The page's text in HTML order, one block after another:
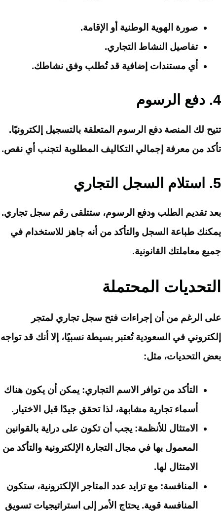
صورة الهوية الوطنية أو الإقامة.
تفاصيل النشاط التجاري.
أي مستندات إضافية قد تُطلب وفق نشاطك.
4. دفع الرسوم
تتيح لك المنصة دفع الرسوم المتعلقة بالتسجيل إلكترونيًا.
تأكد من معرفة إجمالي التكاليف المطلوبة لتجنب أي نقص.
5. استلام السجل التجاري
بعد تقديم الطلب ودفع الرسوم، ستتلقى رقم سجل تجاري.
يمكنك طباعة السجل والتأكد من أنه جاهز للاستخدام في
جميع معاملتك القانونية.
التحديات المحتملة
على الرغم من أن إجراءات فتح سجل تجاري لمتجر
إلكتروني في السعودية تُعتبر بسيطة نسبيًا، إلا أنك قد تواجه
بعض التحديات، مثل:
التأكد من توافر الاسم التجاري: يمكن أن يكون هناك
أسماء تجارية مشابهة، لذا تحقق جيدًا قبل الاختيار.
الامتثال للأنظمة: يجب أن تكون على دراية بالقوانين
المعمول بها في مجال التجارة الإلكترونية والتأكد من
الامتثال لها.
المنافسة: مع تزايد عدد المتاجر الإلكترونية، ستكون
المنافسة قوية. يحتاج الأمر إلى استراتيجيات تسويق